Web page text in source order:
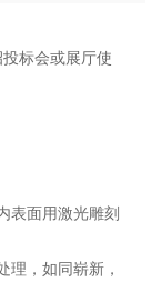
标会或展厅使
表面用激光雕刻
理，如同崭新，